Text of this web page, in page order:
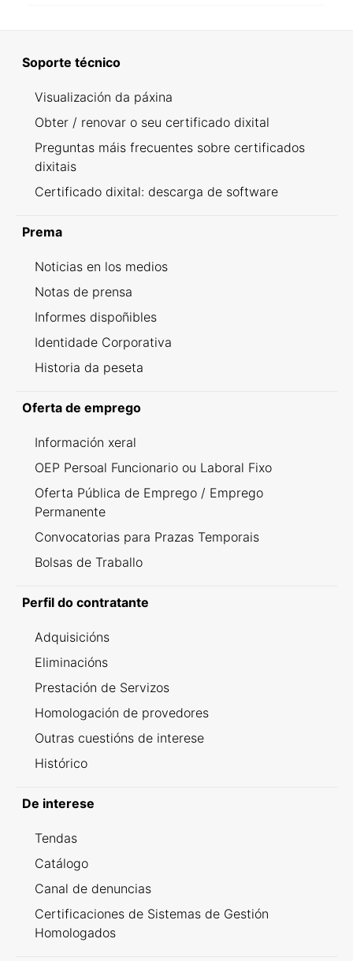
Soporte técnico
Visualización da páxina
Obter / renovar o seu certificado dixital
Preguntas máis frecuentes sobre certificados
dixitais
Certificado dixital: descarga de software
Prema
Noticias en los medios
Notas de prensa
Informes dispoñibles
Identidade Corporativa
Historia da peseta
Oferta de emprego
Información xeral
OEP Persoal Funcionario ou Laboral Fixo
Oferta Pública de Emprego / Emprego
Permanente
Convocatorias para Prazas Temporais
Bolsas de Traballo
Perfil do contratante
Adquisicións
Eliminacións
Prestación de Servizos
Homologación de provedores
Outras cuestións de interese
Histórico
De interese
Tendas
Catálogo
Canal de denuncias
Certificaciones de Sistemas de Gestión
Homologados